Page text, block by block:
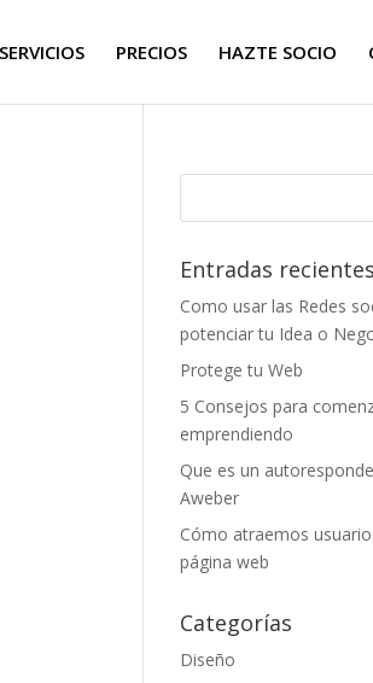
SERVICIOS PRECIOS HAZTE SOCIO
Entradas recientes
Como usar las Redes
potenciar tu Idea o
Protege tu Web
5 Consejos para
emprendiendo
Que es un
Aweber
Cómo atraemos
página web
Categorías
Diseño